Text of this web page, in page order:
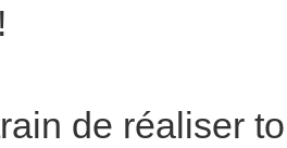
de réaliser